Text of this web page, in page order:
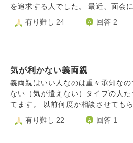
あるので、 参加したら、体調崩し
い。 でもいいのかな。と思います
らしで、生活費に余裕がありません。 自分の気持ちを
して良いと思いますか？
を追求する人でした。 最近、面会
姉を心配し 義姉の事でありえない
の果物やお菓子を 質問に答えない
前も どのように答えても納得せず
い…と粘ります。 暑い時期なのに
い 嫌な気分で帰りました。 過去
で キーパーソンをしているだけで
を言い続けました。私も安定剤が
有り難し 24 回答 2
気が利かない義両親
義両親はいい人なのは重々承知な
ない（気が遣えない）タイプの人
てます。 以前何度か相談させてもらっているのですが、例
えば私と子どもたちだけで泊まり
長旅の為オムツだけ用意してもら
有り難し 22 回答 1